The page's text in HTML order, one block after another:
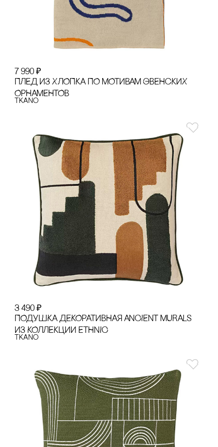
7 990 ₽
ПЛЕД ИЗ ХЛОПКА ПО МОТИВАМ ЭВЕНсКИХ
ОРНАМЕНТОВ
Tkano
3 490 ₽
ПОДУШКА ДЕКОРАТИВНАЯ ANCIENT MURALS
ИЗ КОЛЛЕКЦИИ ETHNIC
Tkano